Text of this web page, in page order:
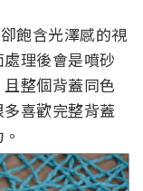
飽含光澤感的視
理後會是噴砂
整個背蓋同色
喜歡完整背蓋